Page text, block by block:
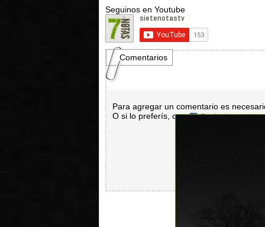
Seguinos en Youtube
Comentarios
Para agregar un comentario es
O si lo preferís, con
Facebook